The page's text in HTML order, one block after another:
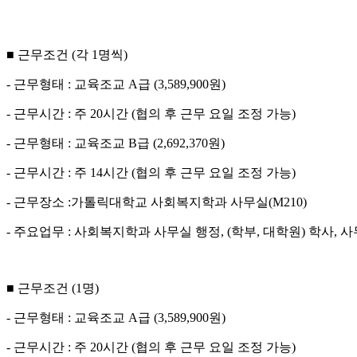
■ 근무조건 (각 1명씩)
- 근무형태 : 교육조교 A급 (3,589,900원)
- 근무시간 : 주 20시간 (협의 후 근무 요일 조정 가능)
- 근무형태 : 교육조교 B급 (2,692,370원)
- 근무시간 : 주 14시간 (협의 후 근무 요일 조정 가능)
- 근무장소 :가톨릭대학교 사회복지학과 사무실(M210)
- 주요업무 : 사회복지학과 사무실 행정, (학부, 대학원) 학사, 사
■ 근무조건 (1명)
- 근무형태 : 교육조교 A급 (3,589,900원)
- 근무시간 : 주 20시간 (협의 후 근무 요일 조정 가능)